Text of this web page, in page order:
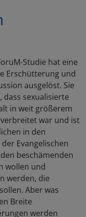
Studie hat eine
Erschütterung und
ausgelöst. Sie
dass sexualisierte
in weit größerem
war und ist
in den
Evangelischen
beschämenden
wollen und
werden, die
Aber was
Breite
werden